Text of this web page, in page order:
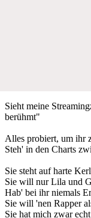
Sieht meine
berühmt"
Alles probiert, um ihr
Steh' in den Charts
Sie steht auf harte
Sie will nur Lila und
Hab' bei ihr niemals
Sie will 'nen Rapper
Sie hat mich zwar